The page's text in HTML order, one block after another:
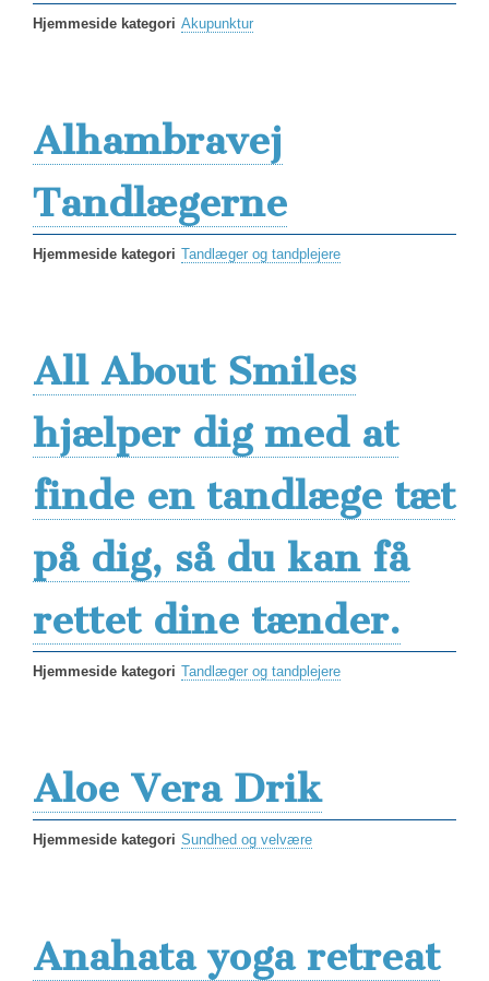
Hjemmeside kategori Akupunktur
Alhambravej
Tandlægerne
Hjemmeside kategori Tandlæger og tandplejere
All About Smiles
hjælper dig med at
finde en tandlæge tæt
på dig, så du kan få
rettet dine tænder.
Hjemmeside kategori Tandlæger og tandplejere
Aloe Vera Drik
Hjemmeside kategori Sundhed og velvære
Anahata yoga retreat